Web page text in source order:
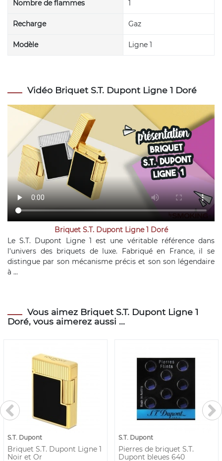
Nombre de flammes 1
Recharge Gaz
Modèle Ligne 1
Vidéo Briquet S.T. Dupont Ligne 1 Doré
Briquet S.T. Dupont Ligne 1 Doré
Le S.T. Dupont Ligne 1 est une véritable référence dans
l'univers des briquets de luxe. Fabriqué en France, il se
distingue par son mécanisme précis et son son légendaire
à ...
Vous aimez Briquet S.T. Dupont Ligne 1
Doré, vous aimerez aussi ...
S.T. Dupont
Briquet S.T. Dupont Ligne 1
Noir et Or
S.T. Dupont
Pierres de briquet S.T.
Dupont bleues 640